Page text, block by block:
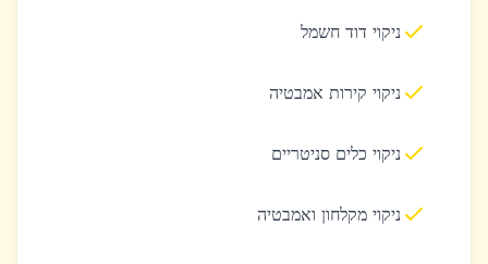
ניקוי דוד חשמל
ניקוי קירות אמבטיה
ניקוי כלים סניטריים
ניקוי מקלחון ואמבטיה